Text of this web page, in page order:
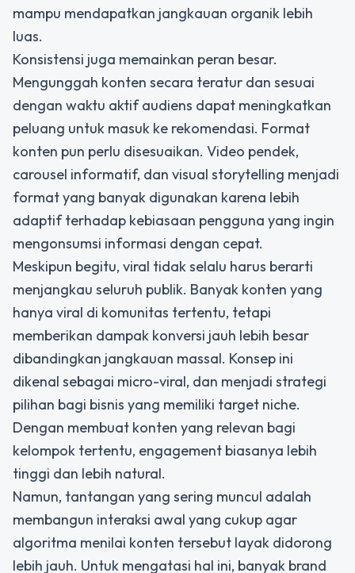
mampu mendapatkan jangkauan organik lebih
luas.
Konsistensi juga memainkan peran besar.
Mengunggah konten secara teratur dan sesuai
dengan waktu aktif audiens dapat meningkatkan
peluang untuk masuk ke rekomendasi. Format
konten pun perlu disesuaikan. Video pendek,
carousel informatif, dan visual storytelling menjadi
format yang banyak digunakan karena lebih
adaptif terhadap kebiasaan pengguna yang ingin
mengonsumsi informasi dengan cepat.
Meskipun begitu, viral tidak selalu harus berarti
menjangkau seluruh publik. Banyak konten yang
hanya viral di komunitas tertentu, tetapi
memberikan dampak konversi jauh lebih besar
dibandingkan jangkauan massal. Konsep ini
dikenal sebagai micro-viral, dan menjadi strategi
pilihan bagi bisnis yang memiliki target niche.
Dengan membuat konten yang relevan bagi
kelompok tertentu, engagement biasanya lebih
tinggi dan lebih natural.
Namun, tantangan yang sering muncul adalah
membangun interaksi awal yang cukup agar
algoritma menilai konten tersebut layak didorong
lebih jauh. Untuk mengatasi hal ini, banyak brand